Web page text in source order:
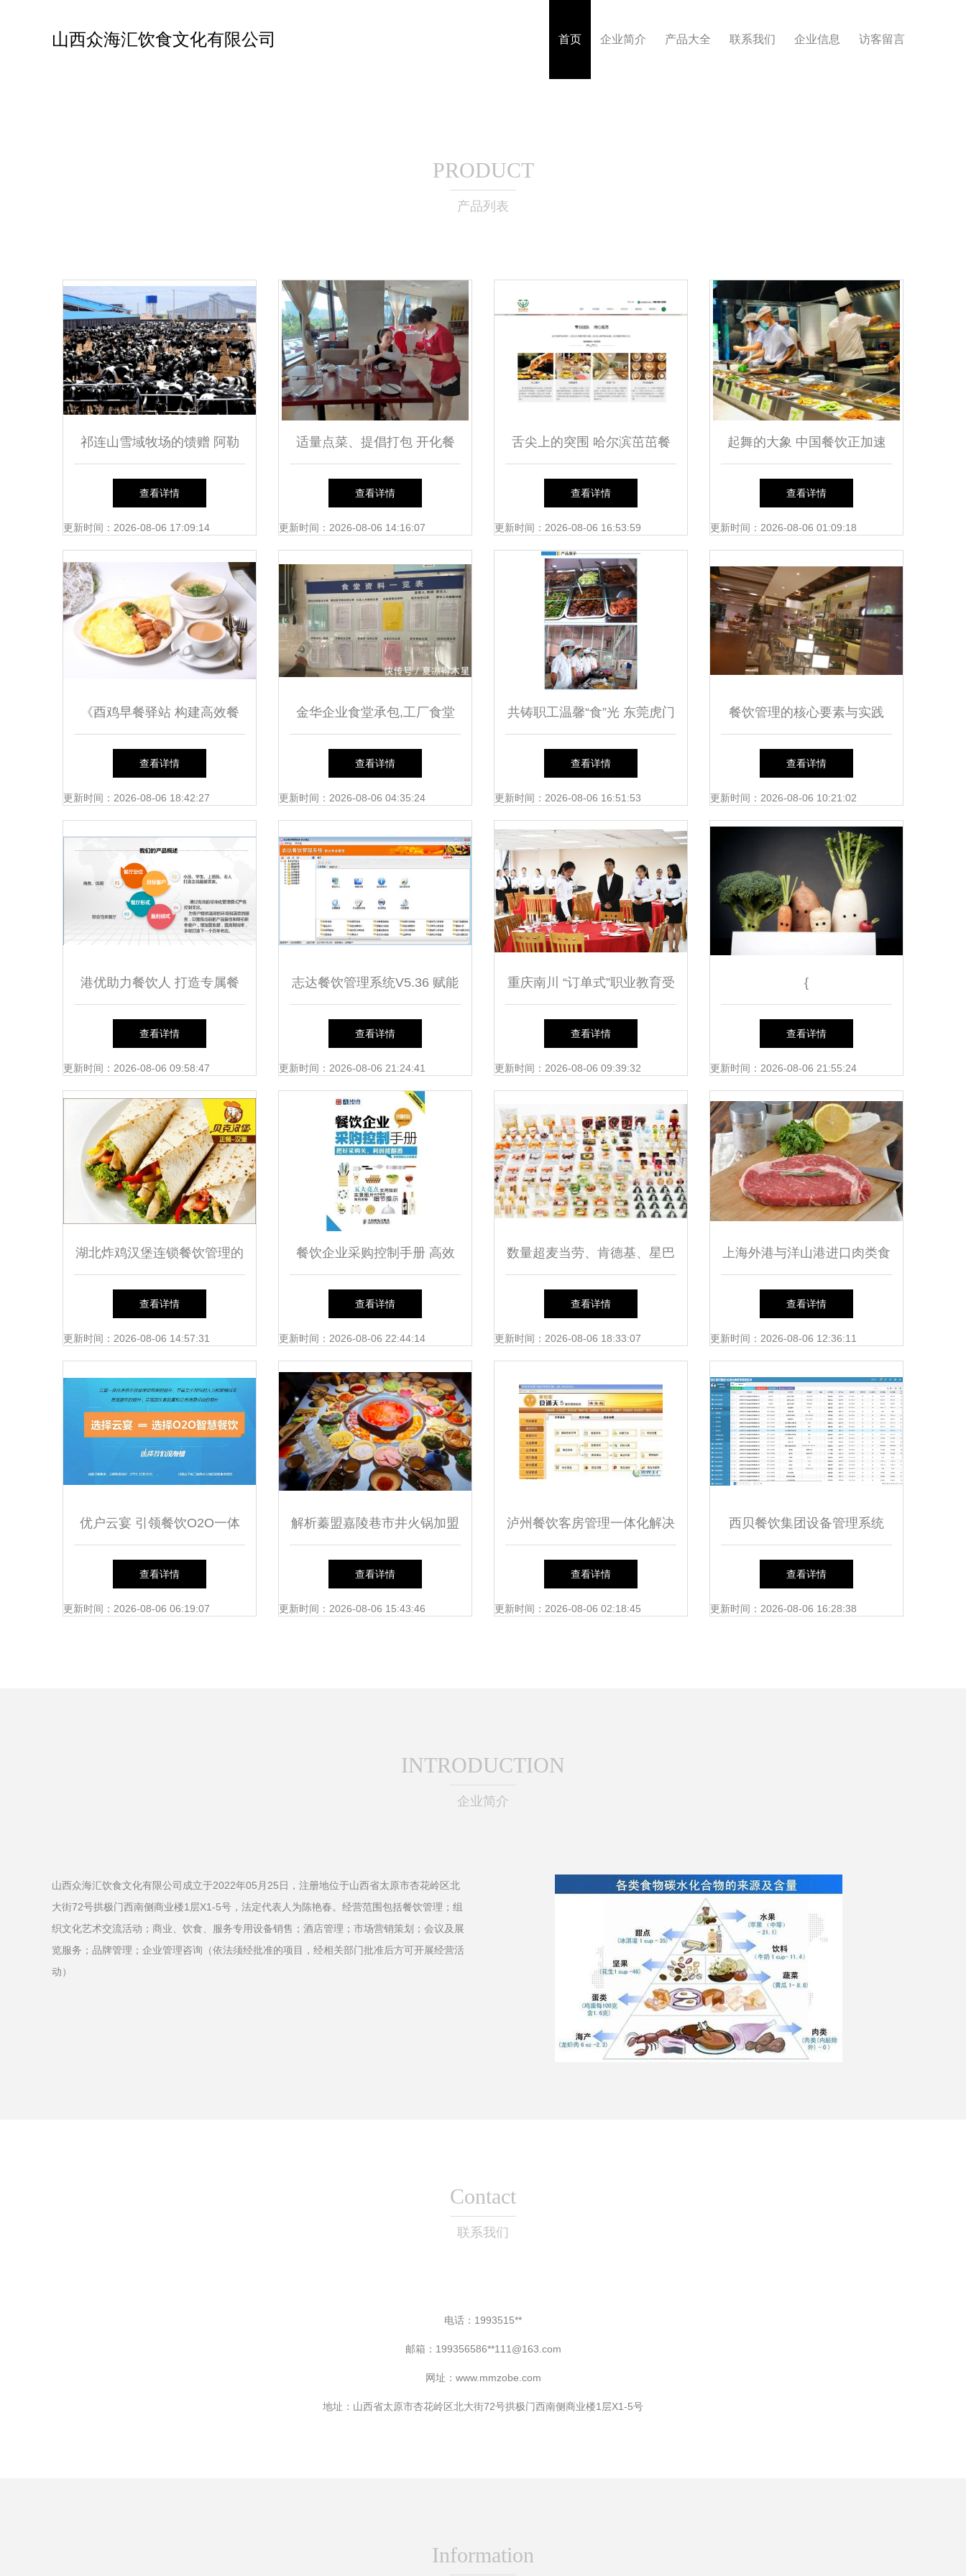
山西众海汇饮食文化有限公司 首页 企业简介 产品大全 联系我们 企业信息 访客留言
PRODUCT
产品列表
祁连山雪域牧场的馈赠 阿勒
雪牧纯牛奶如何赋能餐饮管理
的品质升级
查看详情
更新时间：2026-08-06 17:09:14
适量点菜、提倡打包 开化餐
饮“光盘行动”进行时
查看详情
更新时间：2026-08-06 14:16:07
舌尖上的突围 哈尔滨茁茁餐
饮的管理之道
查看详情
更新时间：2026-08-06 16:53:59
起舞的大象 中国餐饮正加速
进入万店时代，管理挑战何处
去
查看详情
更新时间：2026-08-06 01:09:18
《酉鸡早餐驿站 构建高效餐
饮管理新范式》
查看详情
更新时间：2026-08-06 18:42:27
金华企业食堂承包,工厂食堂
承包,这家干净卫生!
查看详情
更新时间：2026-08-06 04:35:24
共铸职工温馨“食”光 东莞虎门
高品质食堂承包与餐饮管理之
道
查看详情
更新时间：2026-08-06 16:51:53
餐饮管理的核心要素与实践
——以上海食集天餐饮管理有
限公司为例
查看详情
更新时间：2026-08-06 10:21:02
港优助力餐饮人 打造专属餐
饮梦，管理成就未来
查看详情
更新时间：2026-08-06 09:58:47
志达餐饮管理系统V5.36 赋能
餐饮管理的新篇章
查看详情
更新时间：2026-08-06 21:24:41
重庆南川 “订单式”职业教育受
欢迎——揭秘餐饮管理新路径
查看详情
更新时间：2026-08-06 09:39:32
{
查看详情
更新时间：2026-08-06 21:55:24
湖北炸鸡汉堡连锁餐饮管理的
本地化运营与实践
查看详情
更新时间：2026-08-06 14:57:31
餐饮企业采购控制手册 高效
管理与成本优化指南
查看详情
更新时间：2026-08-06 22:44:14
数量超麦当劳、肯德基、星巴
克 为什么说7-Eleven不是餐企
却是门店最多的“餐饮集团”？
查看详情
更新时间：2026-08-06 18:33:07
上海外港与洋山港进口肉类食
品清关代理全解析
查看详情
更新时间：2026-08-06 12:36:11
优户云宴 引领餐饮O2O一体
化的智能收银管理系统
查看详情
更新时间：2026-08-06 06:19:07
解析蓁盟嘉陵巷市井火锅加盟
机遇与风险并存的餐饮创业选
择
查看详情
更新时间：2026-08-06 15:43:46
泸州餐饮客房管理一体化解决
方案 提升运营效率的智能化
选择
查看详情
更新时间：2026-08-06 02:18:45
西贝餐饮集团设备管理系统
智慧管理的创新实践
查看详情
更新时间：2026-08-06 16:28:38
INTRODUCTION
企业简介
山西众海汇饮食文化有限公司成立于2022年05月25日，注册地位于山西省太原市杏花岭区北
大街72号拱极门西南侧商业楼1层X1-5号，法定代表人为陈艳春。经营范围包括餐饮管理；组
织文化艺术交流活动；商业、饮食、服务专用设备销售；酒店管理；市场营销策划；会议及展
览服务；品牌管理；企业管理咨询（依法须经批准的项目，经相关部门批准后方可开展经营活
动）
Contact
联系我们
电话：1993515**
邮箱：199356586**111@163.com
网址： www.mmzobe.com
地址：山西省太原市杏花岭区北大街72号拱极门西南侧商业楼1层X1-5号
Information